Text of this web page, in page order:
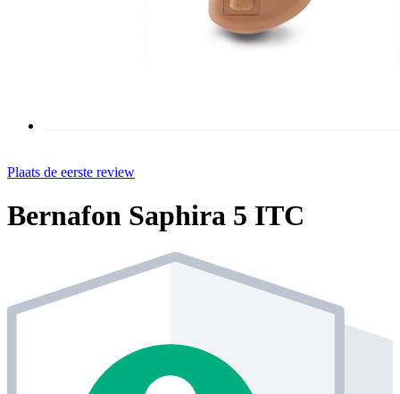
Plaats de eerste review
Bernafon Saphira 5 ITC